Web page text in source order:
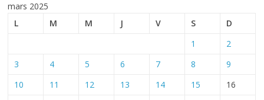
mars 2025
L
M M J V S D
1
2
3
4 5 6 7 8
9
10
11 12 13 14 15
16